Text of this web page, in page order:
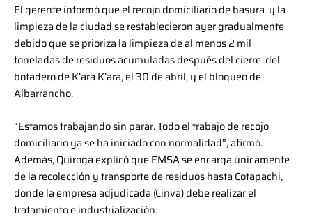
El gerente informó que el recojo domiciliario de basura y la
limpieza de la ciudad se restablecieron ayer gradualmente
debido que se prioriza la limpieza de al menos 2 mil
toneladas de residuos acumuladas después del cierre del
botadero de K’ara K’ara, el 30 de abril, y el bloqueo de
Albarrancho.
“Estamos trabajando sin parar. Todo el trabajo de recojo
domiciliario ya se ha iniciado con normalidad”, afirmó.
Además, Quiroga explicó que EMSA se encarga únicamente
de la recolección y transporte de residuos hasta Cotapachi,
donde la empresa adjudicada (Cinva) debe realizar el
tratamiento e industrialización.